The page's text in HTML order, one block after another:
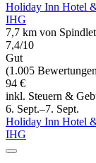
Holiday Inn Hotel
IHG
7,7 km von
7,4/10
Gut
(1.005
94 €
inkl. Steuern &
6. Sept.–7. Sept.
Holiday Inn Hotel
IHG